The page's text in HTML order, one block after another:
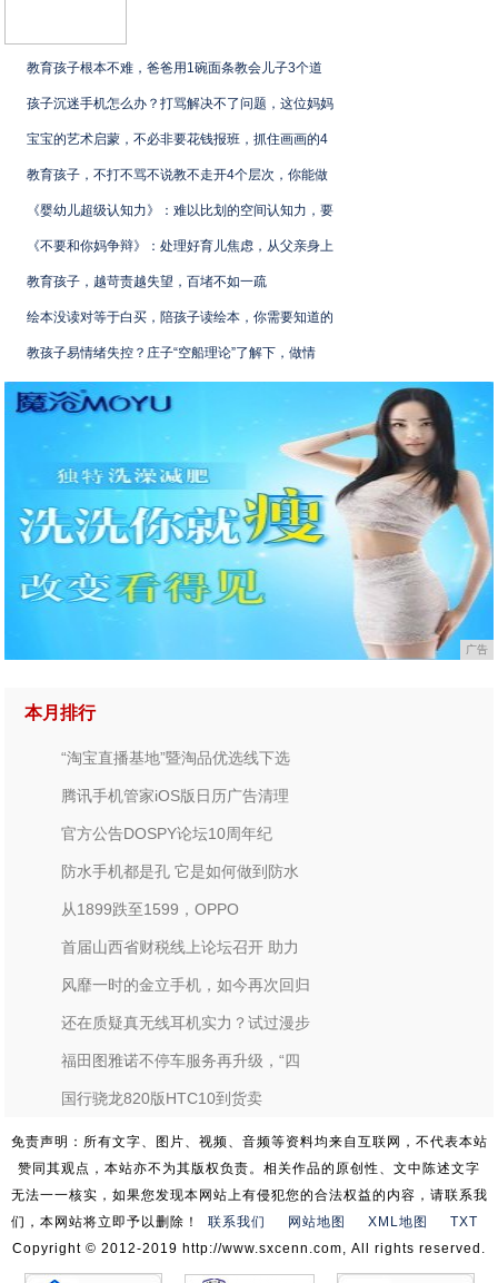
教育孩子根本不难，爸爸用1碗面条教会儿子3个道
孩子沉迷手机怎么办？打骂解决不了问题，这位妈妈
宝宝的艺术启蒙，不必非要花钱报班，抓住画画的4
教育孩子，不打不骂不说教不走开4个层次，你能做
《婴幼儿超级认知力》：难以比划的空间认知力，要
《不要和你妈争辩》：处理好育儿焦虑，从父亲身上
教育孩子，越苛责越失望，百堵不如一疏
绘本没读对等于白买，陪孩子读绘本，你需要知道的
教孩子易情绪失控？庄子“空船理论”了解下，做情
广告
本月排行
“淘宝直播基地”暨淘品优选线下选
腾讯手机管家iOS版日历广告清理
官方公告DOSPY论坛10周年纪
防水手机都是孔 它是如何做到防水
从1899跌至1599，OPPO
首届山西省财税线上论坛召开 助力
风靡一时的金立手机，如今再次回归
还在质疑真无线耳机实力？试过漫步
福田图雅诺不停车服务再升级，“四
国行骁龙820版HTC10到货卖
免责声明：所有文字、图片、视频、音频等资料均来自互联网，不代表本站
赞同其观点，本站亦不为其版权负责。相关作品的原创性、文中陈述文字
无法一一核实，如果您发现本网站上有侵犯您的合法权益的内容，请联系我
们，本网站将立即予以删除！
联系我们 网站地图 XML地图
TXT
Copyright © 2012-2019 http://www.sxcenn.com, All rights reserved.